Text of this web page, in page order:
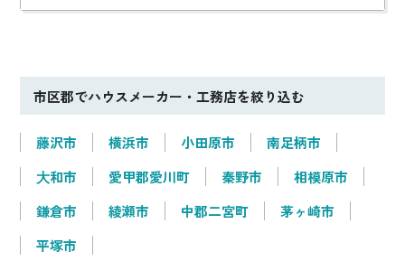
市区郡でハウスメーカー・工務店を絞り込む
藤沢市 横浜市 小田原市
南足柄市
⼤和市
愛甲郡愛川町 秦野市
相模原市
鎌倉市
綾瀬市 中郡二宮町
茅ヶ崎市
平塚市